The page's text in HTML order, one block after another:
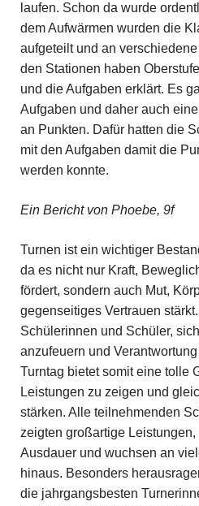
laufen. Schon da wurde
dem Aufwärmen wurden die
aufgeteilt und an
den Stationen haben
und die Aufgaben erklärt. Es
Aufgaben und daher auch
an Punkten. Dafür hatten die
mit den Aufgaben damit die
werden konnte.
Ein Bericht von Phoebe, 9f
Turnen ist ein wichtiger
da es nicht nur Kraft,
fördert, sondern auch Mut,
gegenseitiges Vertrauen
Schülerinnen und Schüler,
anzufeuern und
Turntag bietet somit eine tolle
Leistungen zu zeigen und
stärken. Alle teilnehmenden
zeigten großartige
Ausdauer und wuchsen an
hinaus. Besonders
die jahrgangsbesten